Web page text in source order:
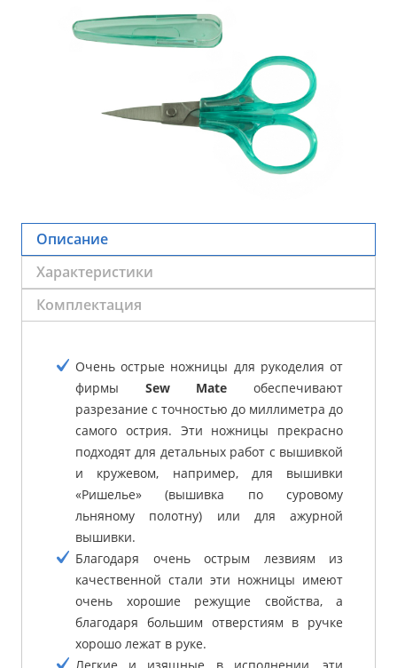
Описание
Характеристики
Комплектация
Очень острые ножницы для рукоделия от
фирмы Sew Mate обеспечивают
разрезание с точностью до миллиметра до
самого острия. Эти ножницы прекрасно
подходят для детальных работ с вышивкой
и кружевом, например, для вышивки
«Ришелье» (вышивка по суровому
льняному полотну) или для ажурной
вышивки.
Благодаря очень острым лезвиям из
качественной стали эти ножницы имеют
очень хорошие режущие свойства, а
благодаря большим отверстиям в ручке
хорошо лежат в руке.